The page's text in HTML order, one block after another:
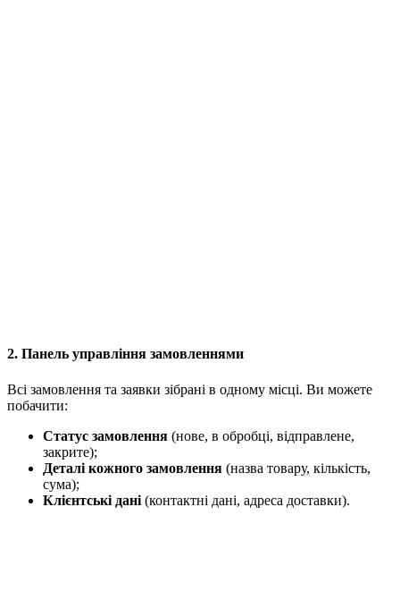
2. Панель управління замовленнями
Всі замовлення та заявки зібрані в одному місці. Ви можете
побачити:
Статус замовлення (нове, в обробці, відправлене,
закрите);
Деталі кожного замовлення (назва товару, кількість,
сума);
Клієнтські дані (контактні дані, адреса доставки).